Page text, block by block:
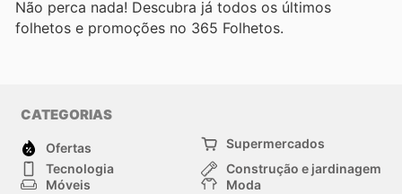
Não perca nada! Descubra já todos os últimos
folhetos e promoções no 365 Folhetos.
CATEGORIAS
Ofertas
Supermercados
Tecnologia
Construção e jardinagem
Móveis
Moda